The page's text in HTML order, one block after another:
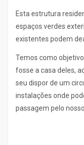
Esta estrutura
espaços verdes
existentes podem
Temos como
fosse a casa deles,
seu dispor de um
instalações onde
passagem pelo